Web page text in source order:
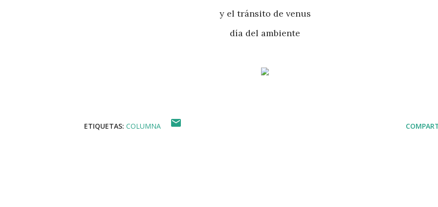
y el tránsito de venus
día del ambiente
ETIQUETAS: COLUMNA